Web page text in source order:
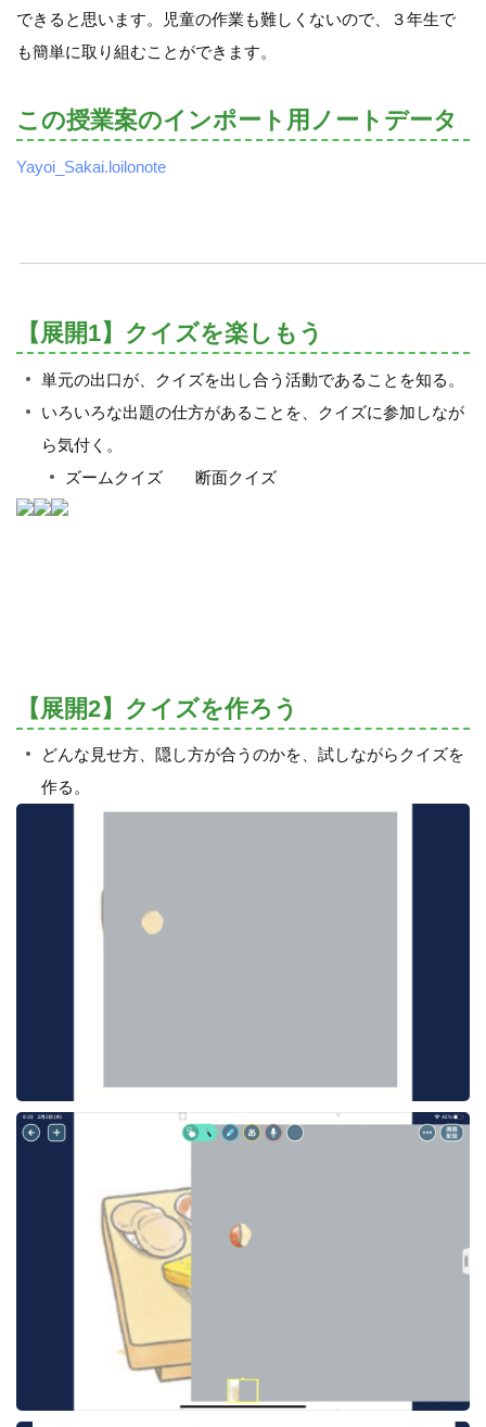
できると思います。児童の作業も難しくないので、３年生で
も簡単に取り組むことができます。
この授業案のインポート用ノートデータ
Yayoi_Sakai.loilonote
【展開1】クイズを楽しもう
単元の出口が、クイズを出し合う活動であることを知る。
いろいろな出題の仕方があることを、クイズに参加しなが
ら気付く。
ズームクイズ 断面クイズ
【展開2】クイズを作ろう
どんな見せ方、隠し方が合うのかを、試しながらクイズを
作る。